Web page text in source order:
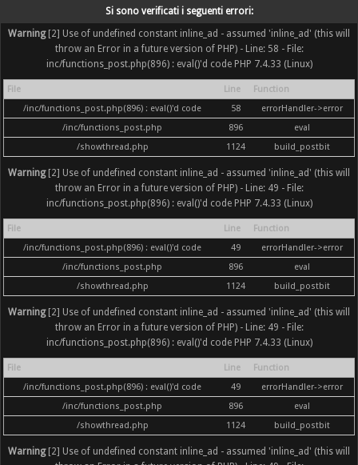
Si sono verificati i seguenti errori:
Warning[2] Use of undefined constant inline_ad - assumed 'inline_ad' (this will
throw an Error in a future version of PHP) - Line: 58 - File:
inc/functions_post.php(896) : eval()'d code PHP 7.4.33 (Linux)
File Line
Function
/inc/functions_post.php(896) : eval()'d code
58
errorHandler->error
/inc/functions_post.php
896
eval
/showthread.php
1124 build_postbit
Warning[2] Use of undefined constant inline_ad - assumed 'inline_ad' (this will
throw an Error in a future version of PHP) - Line: 49 - File:
inc/functions_post.php(896) : eval()'d code PHP 7.4.33 (Linux)
File Line
Function
/inc/functions_post.php(896) : eval()'d code
49
errorHandler->error
/inc/functions_post.php
896
eval
/showthread.php
1124 build_postbit
Warning[2] Use of undefined constant inline_ad - assumed 'inline_ad' (this will
throw an Error in a future version of PHP) - Line: 49 - File:
inc/functions_post.php(896) : eval()'d code PHP 7.4.33 (Linux)
File Line
Function
/inc/functions_post.php(896) : eval()'d code
49
errorHandler->error
/inc/functions_post.php
896
eval
/showthread.php
1124 build_postbit
Warning[2] Use of undefined constant inline_ad - assumed 'inline_ad' (this will